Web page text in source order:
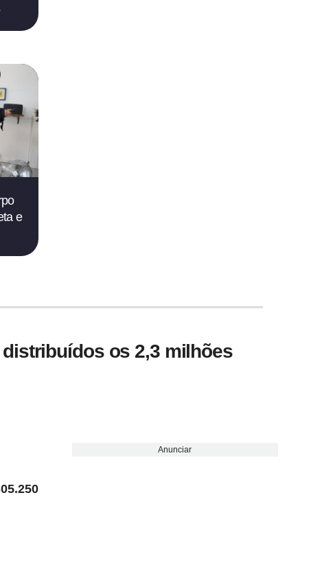
e
os 2,3 milhões
Anunciar